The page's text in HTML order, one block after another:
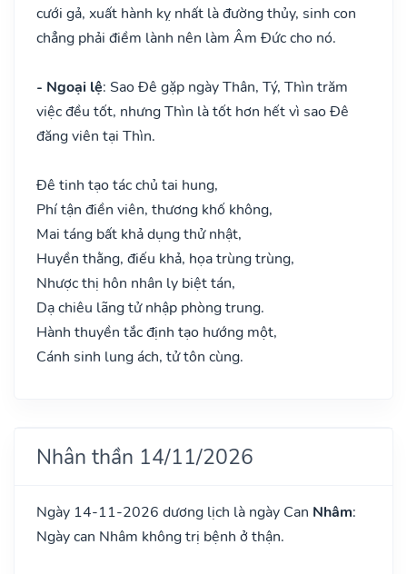
cưới gả, xuất hành kỵ nhất là đường thủy, sinh con
chẳng phải điềm lành nên làm Âm Đức cho nó.
- Ngoại lệ: Sao Đê gặp ngày Thân, Tý, Thìn trăm
việc đều tốt, nhưng Thìn là tốt hơn hết vì sao Đê
đăng viên tại Thìn.
Đê tinh tạo tác chủ tai hung,
Phí tận điền viên, thương khố không,
Mai táng bất khả dụng thử nhật,
Huyền thằng, điếu khả, họa trùng trùng,
Nhược thị hôn nhân ly biệt tán,
Dạ chiêu lãng tử nhập phòng trung.
Hành thuyền tắc định tạo hướng một,
Cánh sinh lung ách, tử tôn cùng.
Nhân thần 14/11/2026
Ngày 14-11-2026 dương lịch là ngày Can Nhâm:
Ngày can Nhâm không trị bệnh ở thận.